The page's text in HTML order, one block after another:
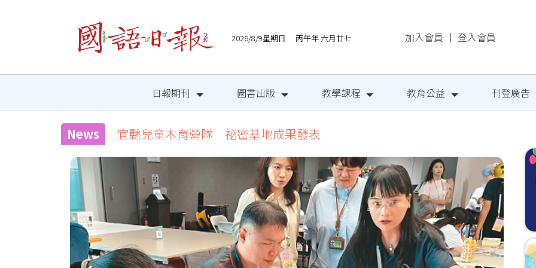
2026/8/9星期日 丙午年 六月廿七 加入會員 ｜ 登入會員
日報期刊 圖書出版 教學課程 教育公益 刊登廣告
News 宜縣兒童木育營隊 祕密基地成果發表